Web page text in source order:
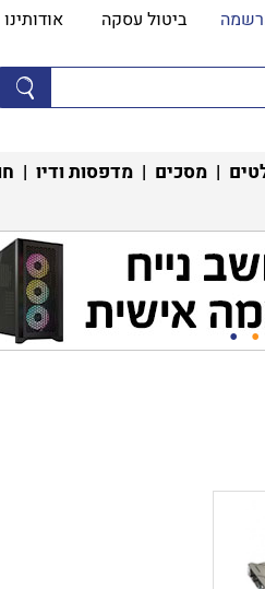
ביטול עסקה אודותינו
| מסכים | מדפסות ודיו |